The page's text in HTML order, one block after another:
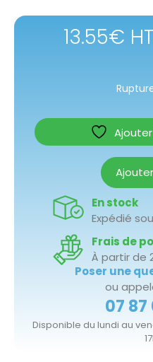
13.55€ HT
En stock
Expédié
Frais de
À partir de
Poser une
ou
07 87
Disponible du lundi au